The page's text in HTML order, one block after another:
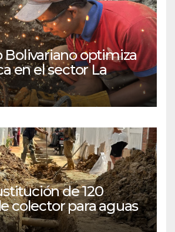
Bolivariano optimiza
en el sector La
de 120
colector para aguas
Coche